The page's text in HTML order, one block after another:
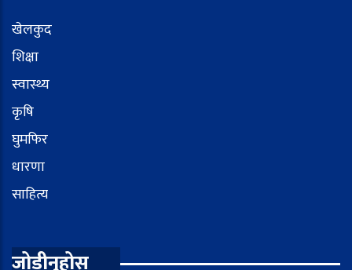
खेलकुद
शिक्षा
स्वास्थ्य
कृषि
घुमफिर
धारणा
साहित्य
जोडीनुहोस